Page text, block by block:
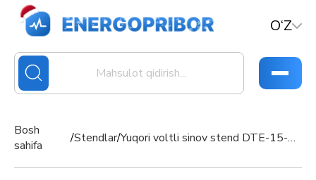
O‘Z
Bosh
sahifa
/Stendlar/ Yuqori voltli sinov stend DTE-15-4D